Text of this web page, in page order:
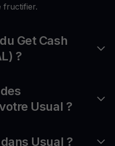
fructifier.
Get Cash
?
Usual ?
Usual ?